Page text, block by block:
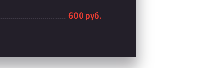
600 руб.